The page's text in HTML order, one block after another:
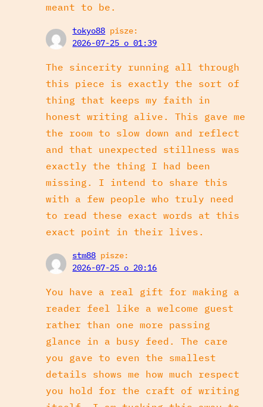
meant to be.
tokyo88 pisze:
2026-07-25 o 01:39
The sincerity running all through
this piece is exactly the sort of
thing that keeps my faith in
honest writing alive. This gave me
the room to slow down and reflect
and that unexpected stillness was
exactly the thing I had been
missing. I intend to share this
with a few people who truly need
to read these exact words at this
exact point in their lives.
stm88 pisze:
2026-07-25 o 20:16
You have a real gift for making a
reader feel like a welcome guest
rather than one more passing
glance in a busy feed. The care
you gave to even the smallest
details shows me how much respect
you hold for the craft of writing